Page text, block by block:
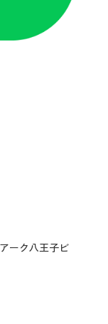
ーク八王子ビ